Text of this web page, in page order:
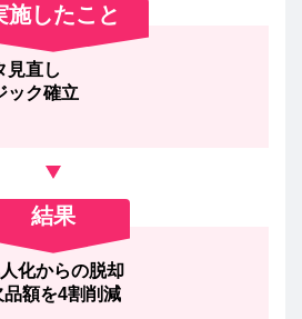
施したこと
見直し
ック確立
結果
化からの脱却
品額を4割削減